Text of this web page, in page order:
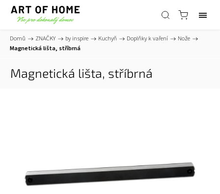
Domů / ZNAČKY / by inspire / Kuchyň / Doplňky k vaření / Nože /
Magnetická lišta, stříbrná
Magnetická lišta, stříbrná